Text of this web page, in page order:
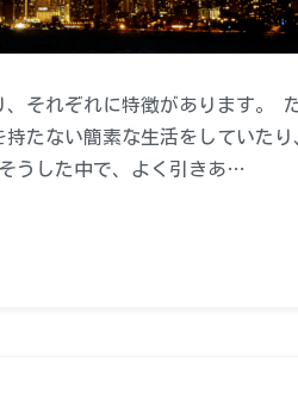
それぞれに特徴があります。
たない簡素な生活をしていた
うした中で、よく引きあ…